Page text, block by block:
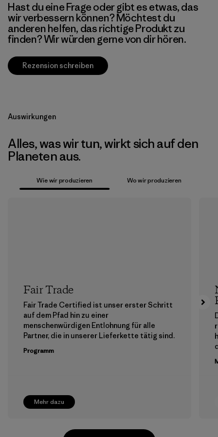
Hast du eine Frage oder gibt es etwas, das
wir verbessern können? Möchtest du
anderen helfen, das richtige Produkt zu
finden? Wir würden gerne von dir hören.
Rezension schreiben
Auswirkungen
Alles, was wir tun, wirkt sich auf den
Planeten aus.
Wie wir produzieren Wo wir produzieren
Mehr dazu
Fair Trade
Fair Trade Certified ist unser erster Schritt
auf dem Pfad hin zu einer
menschenwürdigen Entlohnung für alle
Partner, die in unserer Lieferkette tätig sind.
Programm